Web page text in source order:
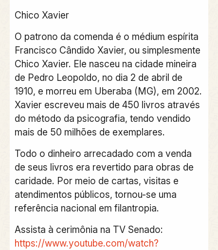
Chico Xavier
O patrono da comenda é o médium espírita
Francisco Cândido Xavier, ou simplesmente
Chico Xavier. Ele nasceu na cidade mineira
de Pedro Leopoldo, no dia 2 de abril de
1910, e morreu em Uberaba (MG), em 2002.
Xavier escreveu mais de 450 livros através
do método da psicografia, tendo vendido
mais de 50 milhões de exemplares.
Todo o dinheiro arrecadado com a venda
de seus livros era revertido para obras de
caridade. Por meio de cartas, visitas e
atendimentos públicos, tornou-se uma
referência nacional em filantropia.
Assista à cerimônia na TV Senado:
https://www.youtube.com/watch?